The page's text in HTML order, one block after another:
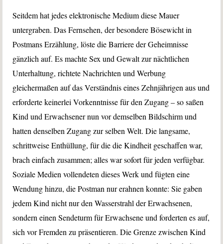
Seitdem hat jedes elektronische Medium diese Mauer
untergraben. Das Fernsehen, der besondere Bösewicht in
Postmans Erzählung, löste die Barriere der Geheimnisse
gänzlich auf. Es machte Sex und Gewalt zur nächtlichen
Unterhaltung, richtete Nachrichten und Werbung
gleichermaßen auf das Verständnis eines Zehnjährigen aus und
erforderte keinerlei Vorkenntnisse für den Zugang – so saßen
Kind und Erwachsener nun vor demselben Bildschirm und
hatten denselben Zugang zur selben Welt. Die langsame,
schrittweise Enthüllung, für die die Kindheit geschaffen war,
brach einfach zusammen; alles war sofort für jeden verfügbar.
Soziale Medien vollendeten dieses Werk und fügten eine
Wendung hinzu, die Postman nur erahnen konnte: Sie gaben
jedem Kind nicht nur den Wasserstrahl der Erwachsenen,
sondern einen Sendeturm für Erwachsene und forderten es auf,
sich vor Fremden zu präsentieren. Die Grenze zwischen Kind